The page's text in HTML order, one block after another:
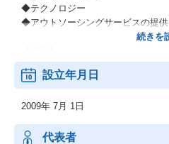
◆テクノロジー
◆アウトソーシングサービスの提供
＊長期にわたってこの国のインフ
た当社グループの歴史。そして世
＊コンサルタントの90％がキャリ
ということも大きな特徴です。
＊事実、既存顧客における取引の
設立年月日
2009年 7月 1日
代表者